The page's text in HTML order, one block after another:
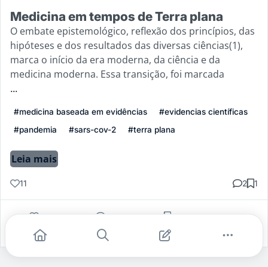
Medicina em tempos de Terra plana
O embate epistemológico, reflexão dos princípios, das
hipóteses e dos resultados das diversas ciências(1),
marca o início da era moderna, da ciência e da
medicina moderna. Essa transição, foi marcada
...
#medicina baseada em evidências
#evidencias científicas
#pandemia
#sars-cov-2 #terra plana
Leia mais
11 2 1
Gostei Comentar Salvar